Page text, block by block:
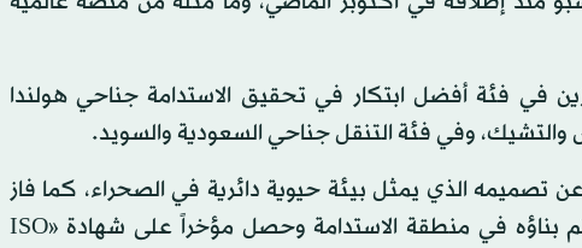
في فئة أفضل ابتكار في تحقيق الاستدامة جناحي هولندا
وفي فئة التنقل جناحي السعودية والسويد.
تصميمه الذي يمثل بيئة حيوية دائرية في الصحراء، كما فاز
بفئة أفضل ابتكار في تحقيق الاستدامة جناح إيطاليا الذي تم بناؤه في منطقة الاستدامة وحصل مؤخراً على شهادة «ISO